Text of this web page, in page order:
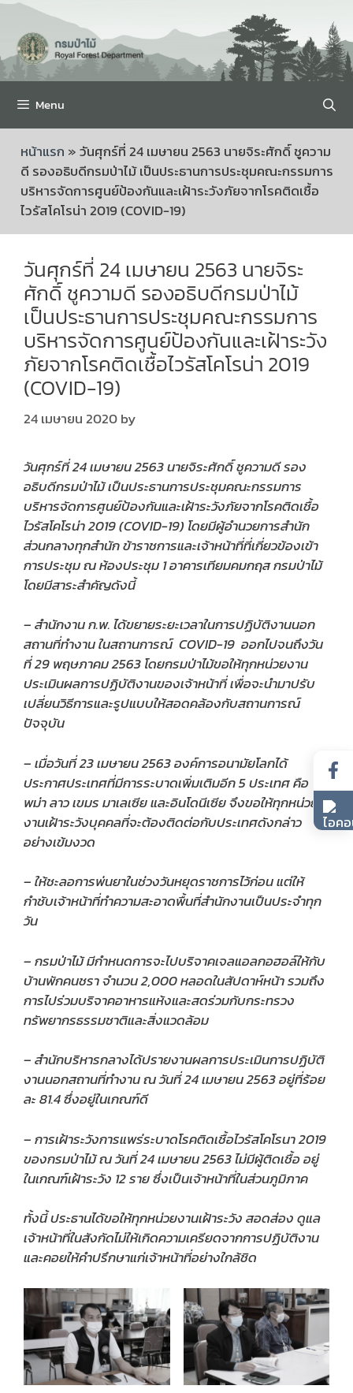
Menu
หน้าแรก »วันศุกร์ที่ 24 เมษายน 2563 นายจิระศักดิ์ ชูความ
ดี รองอธิบดีกรมป่าไม้ เป็นประธานการประชุมคณะกรรมการ
บริหารจัดการศูนย์ป้องกันและเฝ้าระวังภัยจากโรคติดเชื้อ
ไวรัสโคโรน่า 2019 (COVID-19)
วันศุกร์ที่ 24 เมษายน 2563 นายจิระ
ศักดิ์ ชูความดี รองอธิบดีกรมป่าไม้
เป็นประธานการประชุมคณะกรรมการ
บริหารจัดการศูนย์ป้องกันและเฝ้าระวัง
ภัยจากโรคติดเชื้อไวรัสโคโรน่า 2019
(COVID-19)
24 เมษายน 2020by
วันศุกร์ที่24 เมษายน 2563นายจิระศักดิ์ ชูความดี รอง
อธิบดีกรมป่าไม้ เป็นประธานการประชุมคณะกรรมการ
บริหารจัดการศูนย์ป้องกันและเฝ้าระวังภัยจากโรคติดเชื้อ
ไวรัสโคโรน่า 2019 (COVID-19) โดยมีผู้อำนวยการสำนัก
ส่วนกลางทุกสำนัก ข้าราชการและเจ้าหน้าที่ที่เกี่ยวข้องเข้า
การประชุม ณ ห้องประชุม 1 อาคารเทียมคมกฤส กรมป่าไม้
โดยมีสาระสำคัญดังนี้
– สำนักงาน ก.พ. ได้ขยายระยะเวลาในการปฏิบัติงานนอก
สถานที่ทำงาน ในสถานการณ์ COVID-19 ออกไปจนถึงวัน
ที่ 29 พฤษภาคม 2563 โดยกรมป่าไม้ขอให้ทุกหน่วยงาน
ประเมินผลการปฏิบัติงานของเจ้าหน้าที่ เพื่อจะนำมาปรับ
เปลี่ยนวิธีการและรูปแบบให้สอดคล้องกับสถานการณ์
ปัจจุบัน
– เมื่อวันที่ 23 เมษายน 2563 องค์การอนามัยโลกได้
ประกาศประเทศที่มีการระบาดเพิ่มเติมอีก 5 ประเทศ คือ
พม่า ลาว เขมร มาเลเซีย และอินโดนีเซีย จึงขอให้ทุกหน่วย
งานเฝ้าระวังบุคคลที่จะต้องติดต่อกับประเทศดังกล่าว
อย่างเข้มงวด
– ให้ชะลอการพ่นยาในช่วงวันหยุดราชการไว้ก่อน แต่ให้
กำชับเจ้าหน้าที่ทำความสะอาดพื้นที่สำนักงานเป็นประจำทุก
วัน
– กรมป่าไม้ มีกำหนดการจะไปบริจาคเจลแอลกอฮอล์ให้กับ
บ้านพักคนชรา จำนวน 2,000 หลอดในสัปดาห์หน้า รวมถึง
การไปร่วมบริจาคอาหารแห้งและสดร่วมกับกระทรวง
ทรัพยากรธรรมชาติและสิ่งแวดล้อม
– สำนักบริหารกลางได้ปรายงานผลการประเมินการปฏิบัติ
งานนอกสถานที่ทำงาน ณ วันที่ 24 เมษายน 2563 อยู่ที่ร้อย
ละ 81.4 ซึ่งอยู่ในเกณฑ์ดี
– การเฝ้าระวังการแพร่ระบาดโรคติดเชื้อไวรัสโคโรนา 2019
ของกรมป่าไม้ ณ วันที่ 24 เมษายน 2563 ไม่มีผู้ติดเชื้อ อยู่
ในเกณฑ์เฝ้าระวัง 12 ราย ซึ่งเป็นเจ้าหน้าที่ในส่วนภูมิภาค
ทั้งนี้ ประธานได้ขอให้ทุกหน่วยงานเฝ้าระวัง สอดส่อง ดูแล
เจ้าหน้าที่ในสังกัดไม่ให้เกิดความเครียดจากการปฏิบัติงาน
และคอยให้คำปรึกษาแก่เจ้าหน้าที่อย่างใกล้ชิด